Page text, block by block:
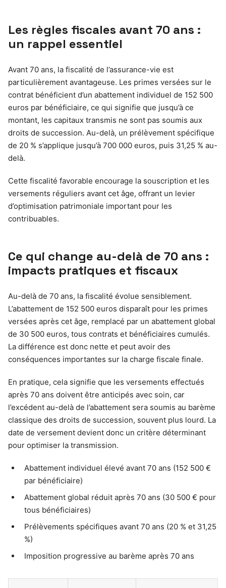
Les règles fiscales avant 70 ans :
un rappel essentiel
Avant 70 ans, la fiscalité de l’assurance-vie est
particulièrement avantageuse. Les primes versées sur le
contrat bénéficient d’un abattement individuel de 152 500
euros par bénéficiaire, ce qui signifie que jusqu’à ce
montant, les capitaux transmis ne sont pas soumis aux
droits de succession. Au-delà, un prélèvement spécifique
de 20 % s’applique jusqu’à 700 000 euros, puis 31,25 % au-
delà.
Cette fiscalité favorable encourage la souscription et les
versements réguliers avant cet âge, offrant un levier
d’optimisation patrimoniale important pour les
contribuables.
Ce qui change au-delà de 70 ans :
impacts pratiques et fiscaux
Au-delà de 70 ans, la fiscalité évolue sensiblement.
L’abattement de 152 500 euros disparaît pour les primes
versées après cet âge, remplacé par un abattement global
de 30 500 euros, tous contrats et bénéficiaires cumulés.
La différence est donc nette et peut avoir des
conséquences importantes sur la charge fiscale finale.
En pratique, cela signifie que les versements effectués
après 70 ans doivent être anticipés avec soin, car
l’excédent au-delà de l’abattement sera soumis au barème
classique des droits de succession, souvent plus lourd. La
date de versement devient donc un critère déterminant
pour optimiser la transmission.
Abattement individuel élevé avant 70 ans (152 500 €
par bénéficiaire)
Abattement global réduit après 70 ans (30 500 € pour
tous bénéficiaires)
Prélèvements spécifiques avant 70 ans (20 % et 31,25
%)
Imposition progressive au barème après 70 ans